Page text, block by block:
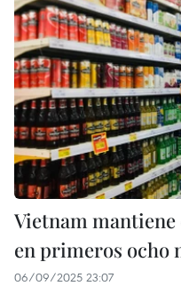
Vietnam
en primeros ocho
06/09/2025 23:07